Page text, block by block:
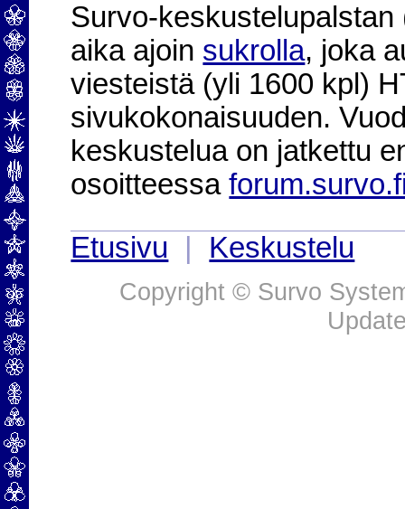
Survo-
aika ajoin sukrolla, joka
viesteistä (yli 1600 kpl)
sivukokonaisuuden.
keskustelua on jatkettu
osoitteessa
Etusivu
Keskustelu
Copyright © Survo